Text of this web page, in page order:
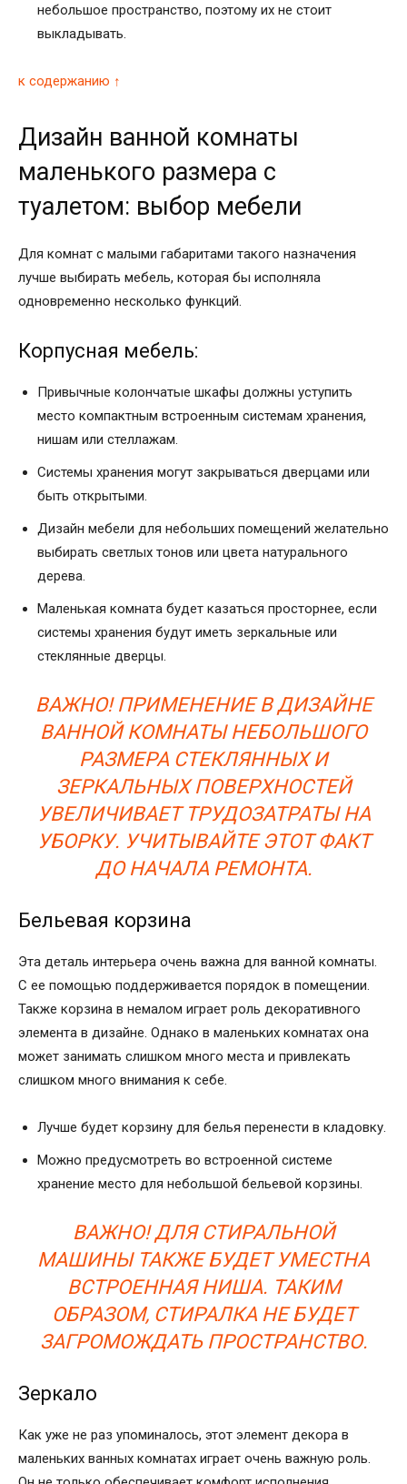
небольшое пространство, поэтому их не стоит
выкладывать.
к содержанию ↑
Дизайн ванной комнаты
маленького размера с
туалетом: выбор мебели
Для комнат с малыми габаритами такого назначения
лучше выбирать мебель, которая бы исполняла
одновременно несколько функций.
Корпусная мебель:
Привычные колончатые шкафы должны уступить
место компактным встроенным системам хранения,
нишам или стеллажам.
Системы хранения могут закрываться дверцами или
быть открытыми.
Дизайн мебели для небольших помещений желательно
выбирать светлых тонов или цвета натурального
дерева.
Маленькая комната будет казаться просторнее, если
системы хранения будут иметь зеркальные или
стеклянные дверцы.
ВАЖНО! ПРИМЕНЕНИЕ В ДИЗАЙНЕ
ВАННОЙ КОМНАТЫ НЕБОЛЬШОГО
РАЗМЕРА СТЕКЛЯННЫХ И
ЗЕРКАЛЬНЫХ ПОВЕРХНОСТЕЙ
УВЕЛИЧИВАЕТ ТРУДОЗАТРАТЫ НА
УБОРКУ. УЧИТЫВАЙТЕ ЭТОТ ФАКТ
ДО НАЧАЛА РЕМОНТА.
Бельевая корзина
Эта деталь интерьера очень важна для ванной комнаты.
С ее помощью поддерживается порядок в помещении.
Также корзина в немалом играет роль декоративного
элемента в дизайне. Однако в маленьких комнатах она
может занимать слишком много места и привлекать
слишком много внимания к себе.
Лучше будет корзину для белья перенести в кладовку.
Можно предусмотреть во встроенной системе
хранение место для небольшой бельевой корзины.
ВАЖНО! ДЛЯ СТИРАЛЬНОЙ
МАШИНЫ ТАКЖЕ БУДЕТ УМЕСТНА
ВСТРОЕННАЯ НИША. ТАКИМ
ОБРАЗОМ, СТИРАЛКА НЕ БУДЕТ
ЗАГРОМОЖДАТЬ ПРОСТРАНСТВО.
Зеркало
Как уже не раз упоминалось, этот элемент декора в
маленьких ванных комнатах играет очень важную роль.